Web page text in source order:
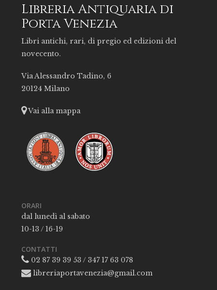
Libreria Antiquaria di
Porta Venezia
Libri antichi, rari, di pregio ed edizioni del
novecento.
Via Alessandro Tadino, 6
20124 Milano
Vai alla mappa
ORARI
dal lunedì al sabato
10-13 / 16-19
CONTATTI
02 87 39 39 53 / 347 17 63 078
libreriaportavenezia@gmail.com